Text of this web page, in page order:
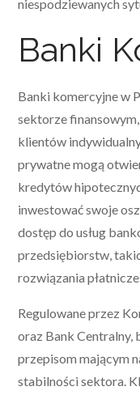
niespodziewanych
Banki
Banki komercyjne w
sektorze
klientów
prywatne mogą
kredytów
inwestować swoje
dostęp do usług
przedsiębiorstw,
rozwiązania
Regulowane przez
oraz Bank Centralny,
przepisom mającym
stabilności sektora.